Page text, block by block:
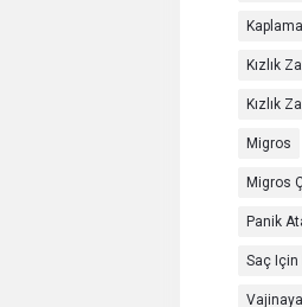
Kızlık
Kızlık
Migros
Migros
Panik
Saç Için